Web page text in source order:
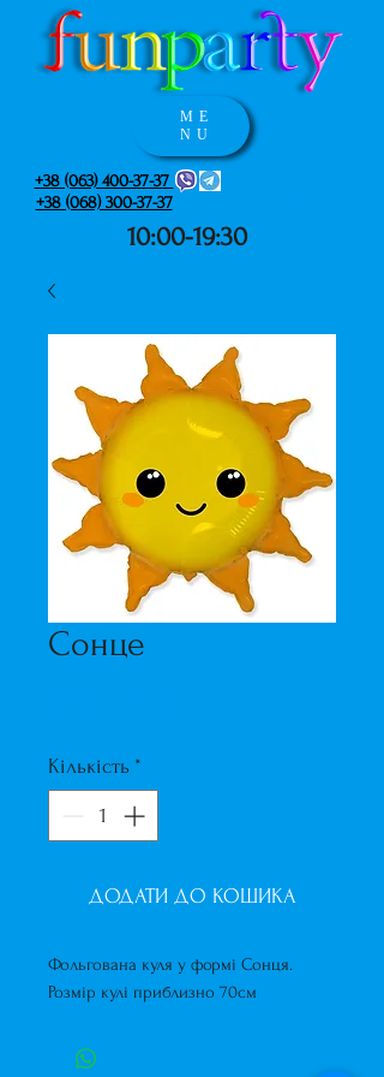
+38 (063) 400-37-37
+38 (068) 300-37-37
10:00-19:30
ME
NU
Сонце
Кількість *
ДОДАТИ ДО КОШИКА
Фольгована куля у формі Сонця.
Розмір кулі приблизно 70см